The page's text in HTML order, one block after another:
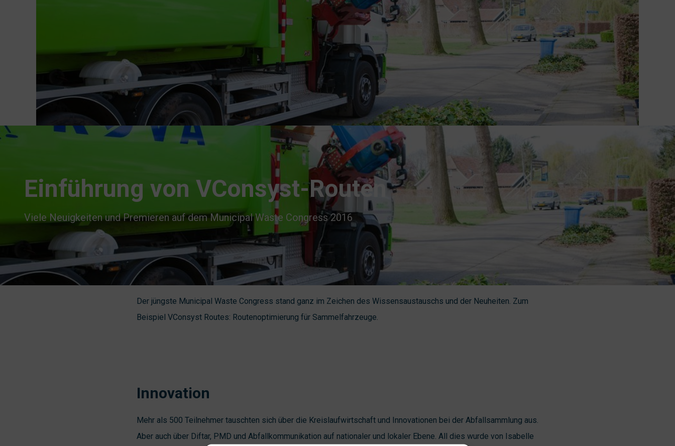
Einführung von VConsyst-Routen
Viele Neuigkeiten und Premieren auf dem Municipal Waste Congress 2016
Der jüngste Municipal Waste Congress stand ganz im Zeichen des Wissensaustauschs und der Neuheiten. Zum
Beispiel VConsyst Routes: Routenoptimierung für Sammelfahrzeuge.
Innovation
Mehr als 500 Teilnehmer tauschten sich über die Kreislaufwirtschaft und Innovationen bei der Abfallsammlung aus.
Aber auch über Diftar, PMD und Abfallkommunikation auf nationaler und lokaler Ebene. All dies wurde von Isabelle